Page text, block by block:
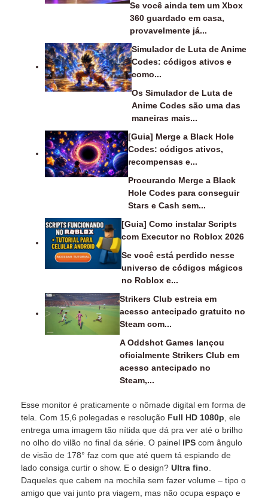
Se você ainda tem um Xbox
360 guardado em casa,
provavelmente já...
Simulador de Luta de Anime
Codes: códigos ativos e
como...
Os Simulador de Luta de
Anime Codes são uma das
maneiras mais...
[Guia] Merge a Black Hole
Codes: códigos ativos,
recompensas e...
Procurando Merge a Black
Hole Codes para conseguir
Stars e Cash sem...
[Guia] Como instalar Scripts
com Executor no Roblox 2026
Se você está perdido nesse
universo de códigos mágicos
no Roblox e...
Strikers Club estreia em
acesso antecipado gratuito no
Steam com...
A Oddshot Games lançou
oficialmente Strikers Club em
acesso antecipado no
Steam,...
Esse monitor é praticamente o nômade digital em forma de
tela. Com 15,6 polegadas e resolução Full HD 1080p , ele
entrega uma imagem tão nítida que dá pra ver até o brilho
no olho do vilão no final da série. O painel IPS com ângulo
de visão de 178° faz com que até quem tá espiando de
lado consiga curtir o show. E o design? Ultra fino
Daqueles que cabem na mochila sem fazer volume – tipo o
amigo que vai junto pra viagem, mas não ocupa espaço e